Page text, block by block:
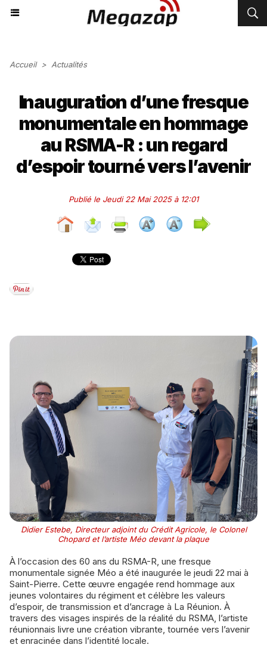
Accueil > Actualités
Inauguration d’une fresque
monumentale en hommage
au RSMA-R : un regard
d’espoir tourné vers l’avenir
Publié le Jeudi 22 Mai 2025 à 12:01
Didier Estebe, Directeur adjoint du Crédit Agricole, le Colonel
Chopard et l’artiste Méo devant la plaque
À l’occasion des 60 ans du RSMA-R, une fresque
monumentale signée Méo a été inaugurée le jeudi 22 mai à
Saint-Pierre. Cette œuvre engagée rend hommage aux
jeunes volontaires du régiment et célèbre les valeurs
d’espoir, de transmission et d’ancrage à La Réunion. À
travers des visages inspirés de la réalité du RSMA, l’artiste
réunionnais livre une création vibrante, tournée vers l’avenir
et enracinée dans l’identité locale.